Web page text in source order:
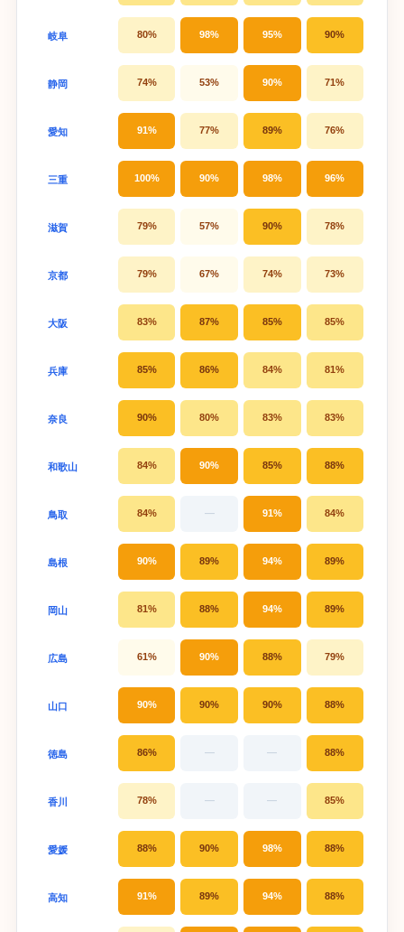
岐阜 80% 98% 95% 90%
静岡 74% 53% 90% 71%
愛知 91% 77% 89% 76%
三重 100% 90% 98% 96%
滋賀 79% 57% 90% 78%
京都 79% 67% 74% 73%
大阪 83% 87% 85% 85%
兵庫 85% 86% 84% 81%
奈良 90% 80% 83% 83%
和歌山 84% 90% 85% 88%
鳥取 84% — 91% 84%
島根 90% 89% 94% 89%
岡山 81% 88% 94% 89%
広島 61% 90% 88% 79%
山口 90% 90% 90% 88%
徳島 86% — — 88%
香川 78% — — 85%
愛媛 88% 90% 98% 88%
高知 91% 89% 94% 88%